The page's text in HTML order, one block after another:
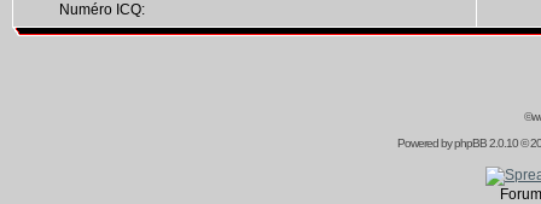
Numéro ICQ:
Powered byphpBB2.0.10 ©